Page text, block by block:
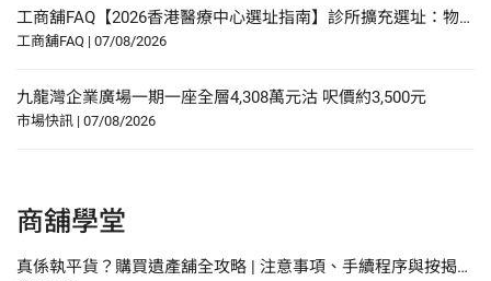
工商舖FAQ【2026香港醫療中心選址指南】診所擴充選址：物業要求、人流分析與合規要點
工商舖FAQ | 07/08/2026
九龍灣企業廣場一期一座全層4,308萬元沽 呎價約3,500元
市場快訊 | 07/08/2026
商舖學堂
真係執平貨？購買遺產舖全攻略 | 注意事項、手續程序與按揭申請指南